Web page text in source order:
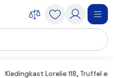
Kledingkast Lorelie 118, Truffel